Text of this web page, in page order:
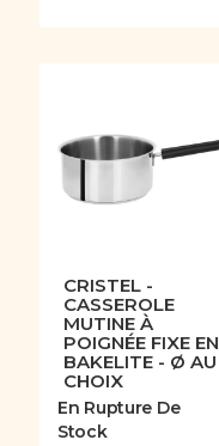
CRISTEL -
CASSEROLE
MUTINE À
POIGNÉE FIXE EN
BAKELITE - Ø AU
CHOIX
En Rupture De
Stock